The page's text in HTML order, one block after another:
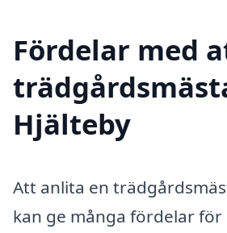
Fördelar med
Hjälteby
Att anlita en
kan ge många fördelar för